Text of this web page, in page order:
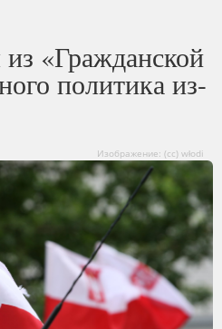
«Гражданской
политика из-
Изображение: (cc) włodi